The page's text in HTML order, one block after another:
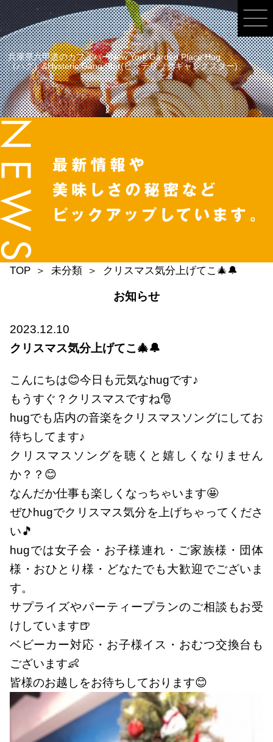
兵庫県六甲道のカフェバーNew York Garden Place Hug
（ハグ）&Hysteric Gang Star(ヒステリックギャングスター)
TOP 未分類 クリスマス気分上げてこ🎄🔔
お知らせ
2023.12.10
クリスマス気分上げてこ🎄🔔
こんにちは😊今日も元気なhugです♪
もうすぐ？クリスマスですね🎅
hugでも店内の音楽をクリスマスソングにしてお
待ちしてます♪
クリスマスソングを聴くと嬉しくなりません
か？？😊
なんだか仕事も楽しくなっちゃいます🤩
ぜひhugでクリスマス気分を上げちゃってくださ
い🎵
hugでは女子会・お子様連れ・ご家族様・団体
様・おひとり様・どなたでも大歓迎でございま
す。
サプライズやパーティープランのご相談もお受
けしています🍺
ベビーカー対応・お子様イス・おむつ交換台も
ございます👶
皆様のお越しをお待ちしております😊